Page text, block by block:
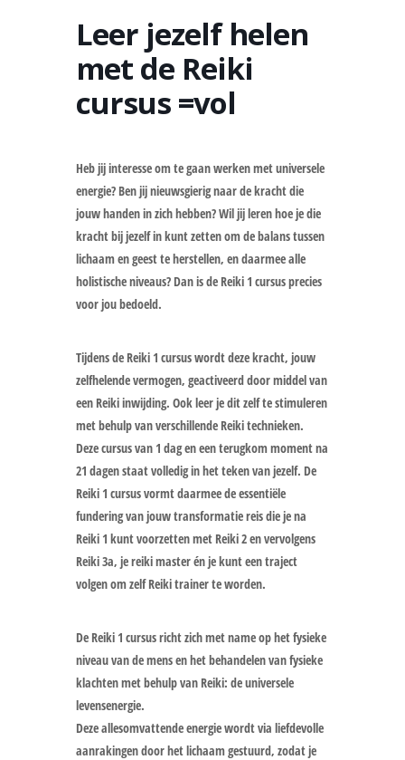
Leer jezelf helen
met de Reiki
cursus =vol
Heb jij interesse om te gaan werken met universele
energie? Ben jij nieuwsgierig naar de kracht die
jouw handen in zich hebben? Wil jij leren hoe je die
kracht bij jezelf in kunt zetten om de balans tussen
lichaam en geest te herstellen, en daarmee alle
holistische niveaus? Dan is de Reiki 1 cursus precies
voor jou bedoeld.
Tijdens de Reiki 1 cursus wordt deze kracht, jouw
zelfhelende vermogen, geactiveerd door middel van
een Reiki inwijding. Ook leer je dit zelf te stimuleren
met behulp van verschillende Reiki technieken.
Deze cursus van 1 dag en een terugkom moment na
21 dagen staat volledig in het teken van jezelf. De
Reiki 1 cursus vormt daarmee de essentiële
fundering van jouw transformatie reis die je na
Reiki 1 kunt voorzetten met Reiki 2 en vervolgens
Reiki 3a, je reiki master én je kunt een traject
volgen om zelf Reiki trainer te worden.
De Reiki 1 cursus richt zich met name op het fysieke
niveau van de mens en het behandelen van fysieke
klachten met behulp van Reiki: de universele
levensenergie.
Deze allesomvattende energie wordt via liefdevolle
aanrakingen door het lichaam gestuurd, zodat je